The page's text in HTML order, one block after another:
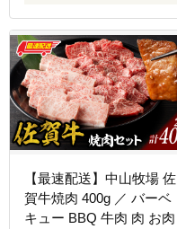
【最速配送】中山牧場 佐
賀牛焼肉 400g ／ バーベ
キュー BBQ 牛肉 肉 お肉